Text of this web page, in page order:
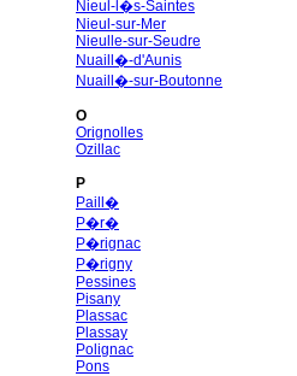
Nieul-l�s-Saintes
Nieul-sur-Mer
Nieulle-sur-Seudre
Nuaill�-d'Aunis
Nuaill�-sur-Boutonne
O
Orignolles
Ozillac
P
Paill�
P�r�
P�rignac
P�rigny
Pessines
Pisany
Plassac
Plassay
Polignac
Pons